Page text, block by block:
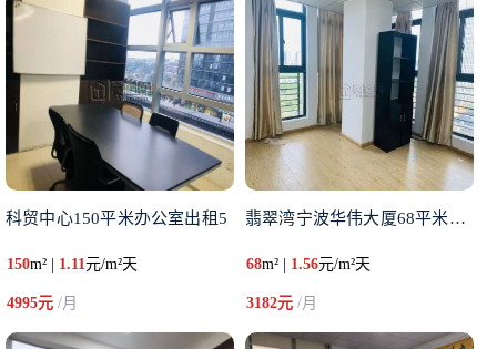
科贸中心150平米办公室出租5
150m² | 1.11元/m²天
4995元 /月
翡翠湾宁波华伟大厦68平米出租
68m² | 1.56元/m²天
3182元/月